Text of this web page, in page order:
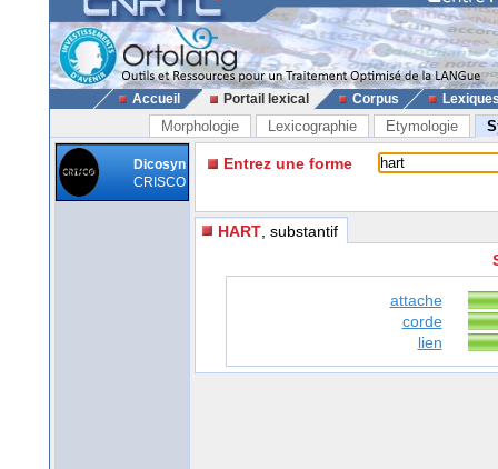
Accueil Portail lexical Corpus
Morphologie Lexicographie Etymologie
Dicosyn
CRISCO
Entrez une forme
HART , substantif
attache
corde
lien